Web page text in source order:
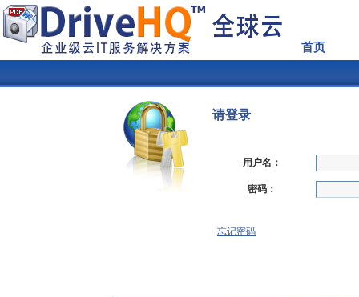
首页
请登录
用户名：
密码：
忘记密码